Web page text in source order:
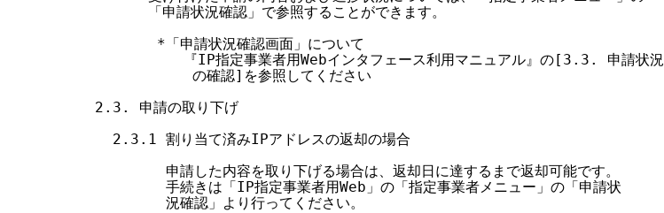
        「申請状況確認」で参照することができます。
         *「申請状況確認画面」について
            『IP指定事業者用Webインタフェース利用マニュアル』の[3.3. 申請状況
             の確認]を参照してください
  2.3. 申請の取り下げ
    2.3.1 割り当て済みIPアドレスの返却の場合
          申請した内容を取り下げる場合は、返却日に達するまで返却可能です。
          手続きは「IP指定事業者用Web」の「指定事業者メニュー」の「申請状
          況確認」より行ってください。